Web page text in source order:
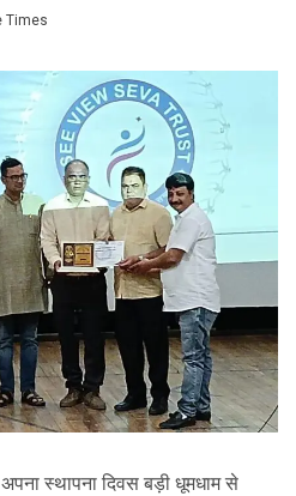
Times
स्थापना दिवस बड़ी धूमधाम से